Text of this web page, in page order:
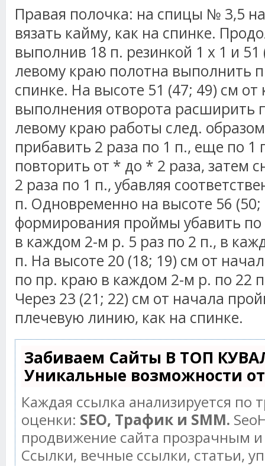
Правая полочка: на спицы № 3,5
вязать кайму, как на спинке.
выполнив 18 п. резинкой 1 х 1 и
левому краю полотна выполнить
спинке. На высоте 51 (47; 49) см
выполнения отворота расширить
левому краю работы след.
прибавить 2 раза по 1 п., еще по 1
повторить от * до * 2 раза, затем
2 раза по 1 п., убавляя
п. Одновременно на высоте 56
формирования проймы убавить
в каждом 2-м р. 5 раз по 2 п., в
п. На высоте 20 (18; 19) см от
по пр. краю в каждом 2-м р. по 22
Через 23 (21; 22) см от начала
плечевую линию, как на спинке.
Забиваем Сайты В ТОП
Уникальные возможности
Каждая ссылка анализируется по
оценки: SEO, Трафик и SMM.
продвижение сайта прозрачным
Ссылки, вечные ссылки, статьи,